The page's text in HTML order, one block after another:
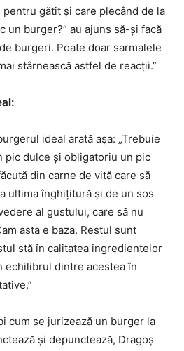
gătit și care plecând de la
un burger?” au ajuns să-și facă
burgeri. Poate doar sarmalele
stârnească astfel de reacții.”
ideal arată așa: „Trebuie
pic dulce și obligatoriu un pic
din carne de vită care să
ultima înghițitură și de un sos
al gustului, care să nu
asta e baza. Restul sunt
stă în calitatea ingredientelor
echilibrul dintre acestea în
cum se jurizează un burger la
și depunctează, Dragoș